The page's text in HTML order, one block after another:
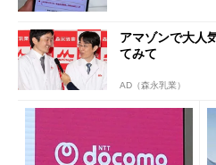
アマゾンで大人
てみて
AD（森永乳業）